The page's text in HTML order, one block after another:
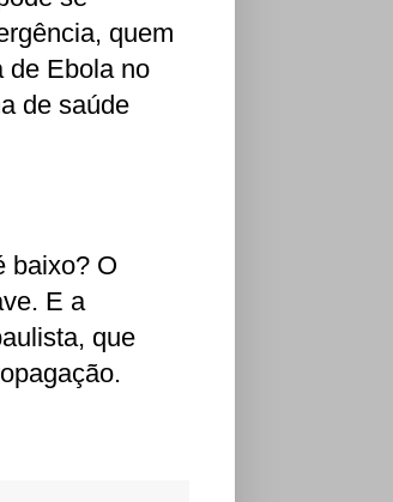
quem
de Ebola no
de saúde
baixo? O
E a
que